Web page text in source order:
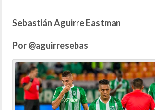
Sebastián Aguirre Eastman
Por @aguirresebas